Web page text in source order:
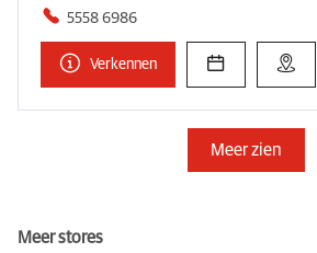
5558 6986
Verkennen
Meer zien
Meer stores